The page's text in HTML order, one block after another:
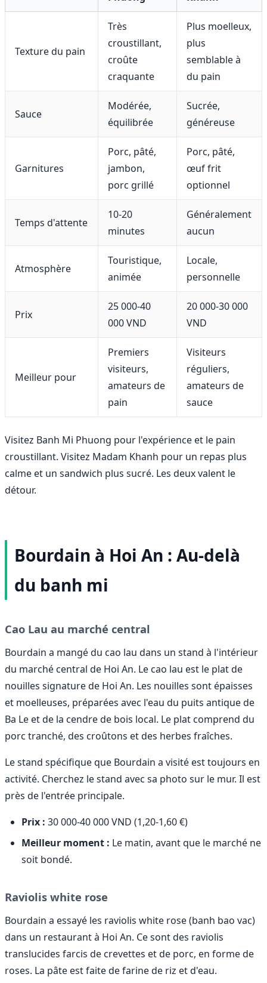
Texture du pain
Très
croustillant,
croûte
craquante
Plus moelleux,
plus
semblable à
du pain
Sauce
Modérée,
équilibrée
Sucrée,
généreuse
Garnitures
Porc, pâté,
jambon,
porc grillé
Porc, pâté,
œuf frit
optionnel
Temps d'attente
10-20
minutes
Généralement
aucun
Atmosphère
Touristique,
animée
Locale,
personnelle
Prix
25 000-40
000 VND
20 000-30 000
VND
Meilleur pour
Premiers
visiteurs,
amateurs de
pain
Visiteurs
réguliers,
amateurs de
sauce
Visitez Banh Mi Phuong pour l'expérience et le pain
croustillant. Visitez Madam Khanh pour un repas plus
calme et un sandwich plus sucré. Les deux valent le
détour.
Bourdain à Hoi An : Au-delà
du banh mi
Cao Lau au marché central
Bourdain a mangé du cao lau dans un stand à l'intérieur
du marché central de Hoi An. Le cao lau est le plat de
nouilles signature de Hoi An. Les nouilles sont épaisses
et moelleuses, préparées avec l'eau du puits antique de
Ba Le et de la cendre de bois local. Le plat comprend du
porc tranché, des croûtons et des herbes fraîches.
Le stand spécifique que Bourdain a visité est toujours en
activité. Cherchez le stand avec sa photo sur le mur. Il est
près de l'entrée principale.
Prix : 30 000-40 000 VND (1,20-1,60 €)
Meilleur moment : Le matin, avant que le marché ne
soit bondé.
Raviolis white rose
Bourdain a essayé les raviolis white rose (banh bao vac)
dans un restaurant à Hoi An. Ce sont des raviolis
translucides farcis de crevettes et de porc, en forme de
roses. La pâte est faite de farine de riz et d'eau.